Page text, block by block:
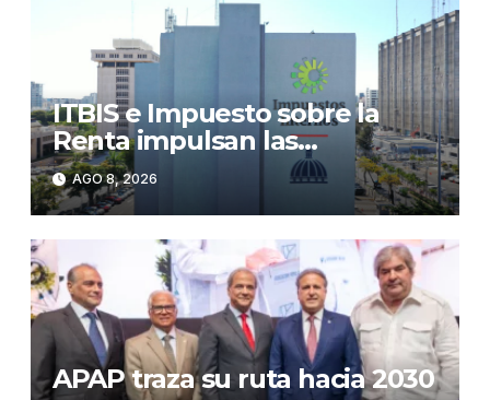
ITBIS e Impuesto sobre la
Renta impulsan las
recaudaciones de la DGII;
superan los RD$81,475
millones en julio
AGO 8, 2026
APAP traza su ruta hacia 2030